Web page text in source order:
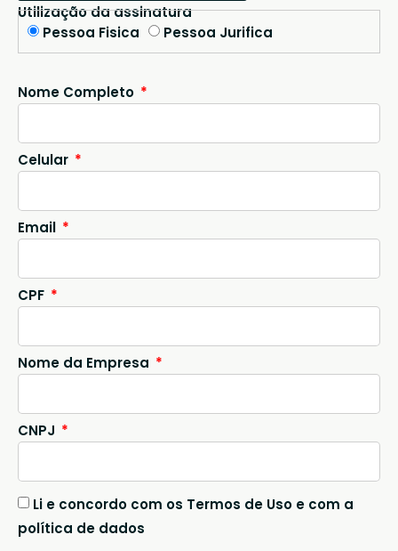
Utilização da assinatura
Pessoa Fisica
Pessoa Jurifica
Nome Completo
Celular
Email
CPF
Nome da Empresa
CNPJ
Li e concordo com os Termos de Uso e com a
política de dados